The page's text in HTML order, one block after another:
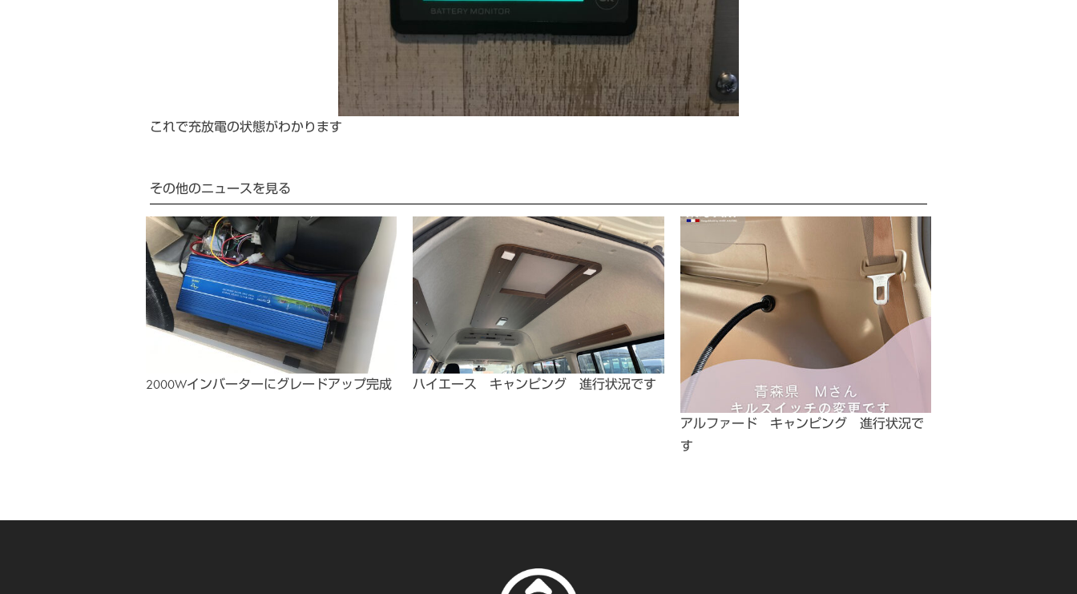
これで充放電の状態がわかります
その他のニュースを見る
2000Wインバーターにグレードアップ完成 ハイエース キャンピング 進行状況です
アルファード キャンピング 進行状況で
す